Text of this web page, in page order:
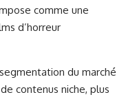
comme une
d’horreur
du marché
contenus niche, plus